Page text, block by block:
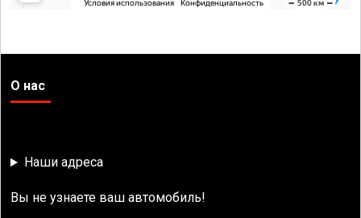
О нас
Наши адреса
Вы не узнаете ваш автомобиль!